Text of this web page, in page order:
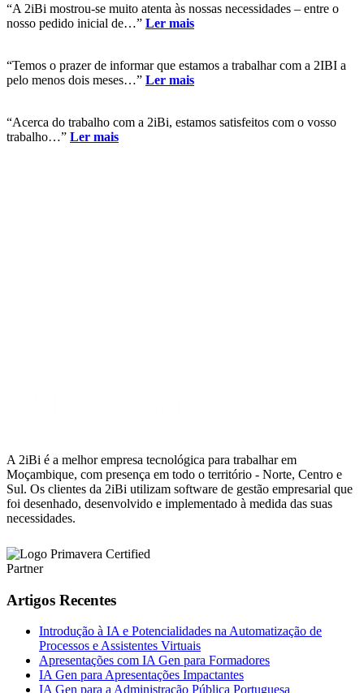
“A 2iBi mostrou-se muito atenta às nossas necessidades – entre o
nosso pedido inicial de…” Ler mais
“Temos o prazer de informar que estamos a trabalhar com a 2IBI a
pelo menos dois meses…” Ler mais
“Acerca do trabalho com a 2iBi, estamos satisfeitos com o vosso
trabalho…” Ler mais
A 2iBi é a melhor empresa tecnológica para trabalhar em
Moçambique, com presença em todo o território - Norte, Centro e
Sul. Os clientes da 2iBi utilizam software de gestão empresarial que
foi desenhado, desenvolvido e implementado à medida das suas
necessidades.
Artigos Recentes
Introdução à IA e Potencialidades na Automatização de
Processos e Assistentes Virtuais
Apresentações com IA Gen para Formadores
IA Gen para Apresentações Impactantes
IA Gen para a Administração Pública Portuguesa